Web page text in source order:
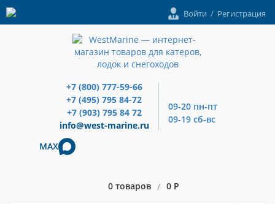
Войти / Регистрация
+7 (800) 777-59-66
+7 (495) 795 84-72
+7 (903) 795 84 72
info@west-marine.ru
09-20 пн-пт
09-19 сб-вс
MAX
0 товаров / 0 Р